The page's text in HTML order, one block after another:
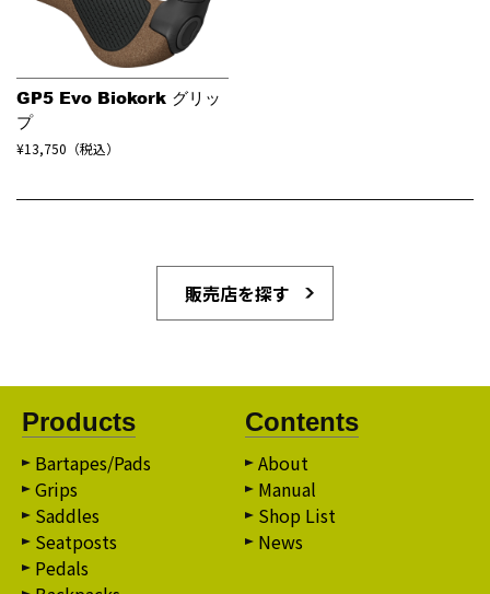
GP5 Evo Biokork グリッ
プ
¥13,750（税込）
販売店を探す
Products
Bartapes/Pads
Grips
Saddles
Seatposts
Pedals
Contents
About
Manual
Shop List
News